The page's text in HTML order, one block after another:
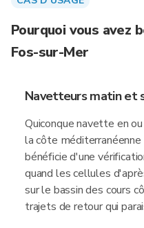
Pourquoi vous avez
Fos-sur-Mer
Navetteurs matin et
Quiconque navette en
la côte
bénéficie d'une
quand les cellules
sur le bassin des cours
trajets de retour qui